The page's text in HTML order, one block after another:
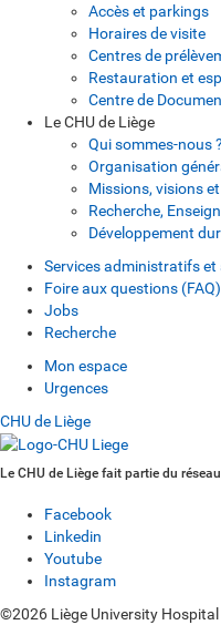
Accès et parkings
Horaires de visite
Centres de
Restauration et
Centre de
Le CHU de Liège
Qui sommes-nous ?
Organisation
Missions, visions
Recherche,
Développement
Services administratifs
Foire aux questions (FAQ)
Jobs
Recherche
Mon espace
Urgences
CHU de Liège
Le CHU de Liège fait partie du
Facebook
Linkedin
Youtube
Instagram
©2026 Liège University Hospital